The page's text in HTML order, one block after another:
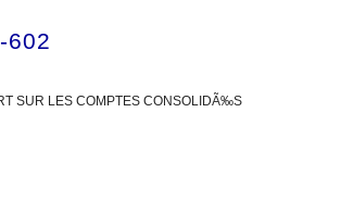
602
SUR LES COMPTES CONSOLIDÃ‰S